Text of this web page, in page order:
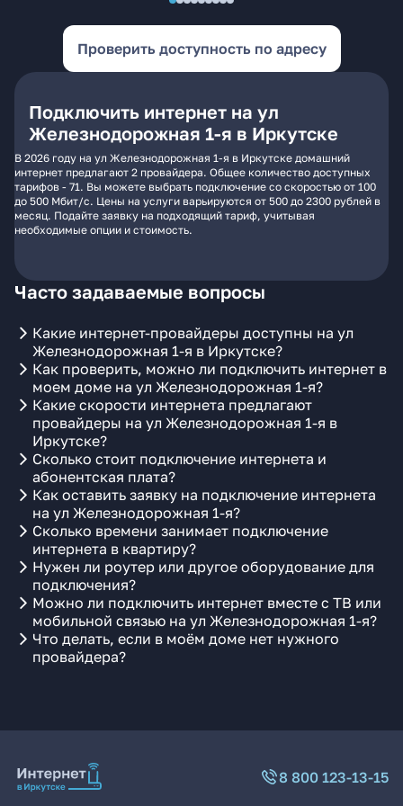
Проверить доступность по адресу
Подключить интернет на ул
Железнодорожная 1-я в Иркутске
В 2026 году на ул Железнодорожная 1-я в Иркутске домашний
интернет предлагают 2 провайдера. Общее количество доступных
тарифов - 71. Вы можете выбрать подключение со скоростью от 100
до 500 Мбит/с. Цены на услуги варьируются от 500 до 2300 рублей в
месяц. Подайте заявку на подходящий тариф, учитывая
необходимые опции и стоимость.
Часто задаваемые вопросы
Какие интернет-провайдеры доступны на ул
Железнодорожная 1-я в Иркутске?
Как проверить, можно ли подключить интернет в
моем доме на ул Железнодорожная 1-я?
Какие скорости интернета предлагают
провайдеры на ул Железнодорожная 1-я в
Иркутске?
Сколько стоит подключение интернета и
абонентская плата?
Как оставить заявку на подключение интернета
на ул Железнодорожная 1-я?
Сколько времени занимает подключение
интернета в квартиру?
Нужен ли роутер или другое оборудование для
подключения?
Можно ли подключить интернет вместе с ТВ или
мобильной связью на ул Железнодорожная 1-я?
Что делать, если в моём доме нет нужного
провайдера?
8 800 123-13-15